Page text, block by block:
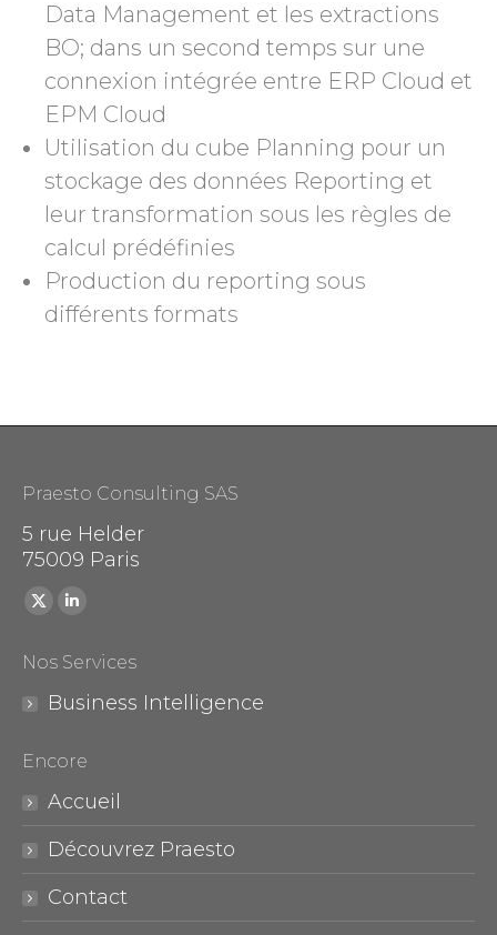
Data Management et les extractions
BO; dans un second temps sur une
connexion intégrée entre ERP Cloud et
EPM Cloud
Utilisation du cube Planning pour un
stockage des données Reporting et
leur transformation sous les règles de
calcul prédéfinies
Production du reporting sous
différents formats
Praesto Consulting SAS
5 rue Helder
75009 Paris
Trouvez nous sur :
X
opens
in
window
LinkedIn
opens
in
window
Nos Services
Business Intelligence
Encore
Accueil
Découvrez Praesto
Contact